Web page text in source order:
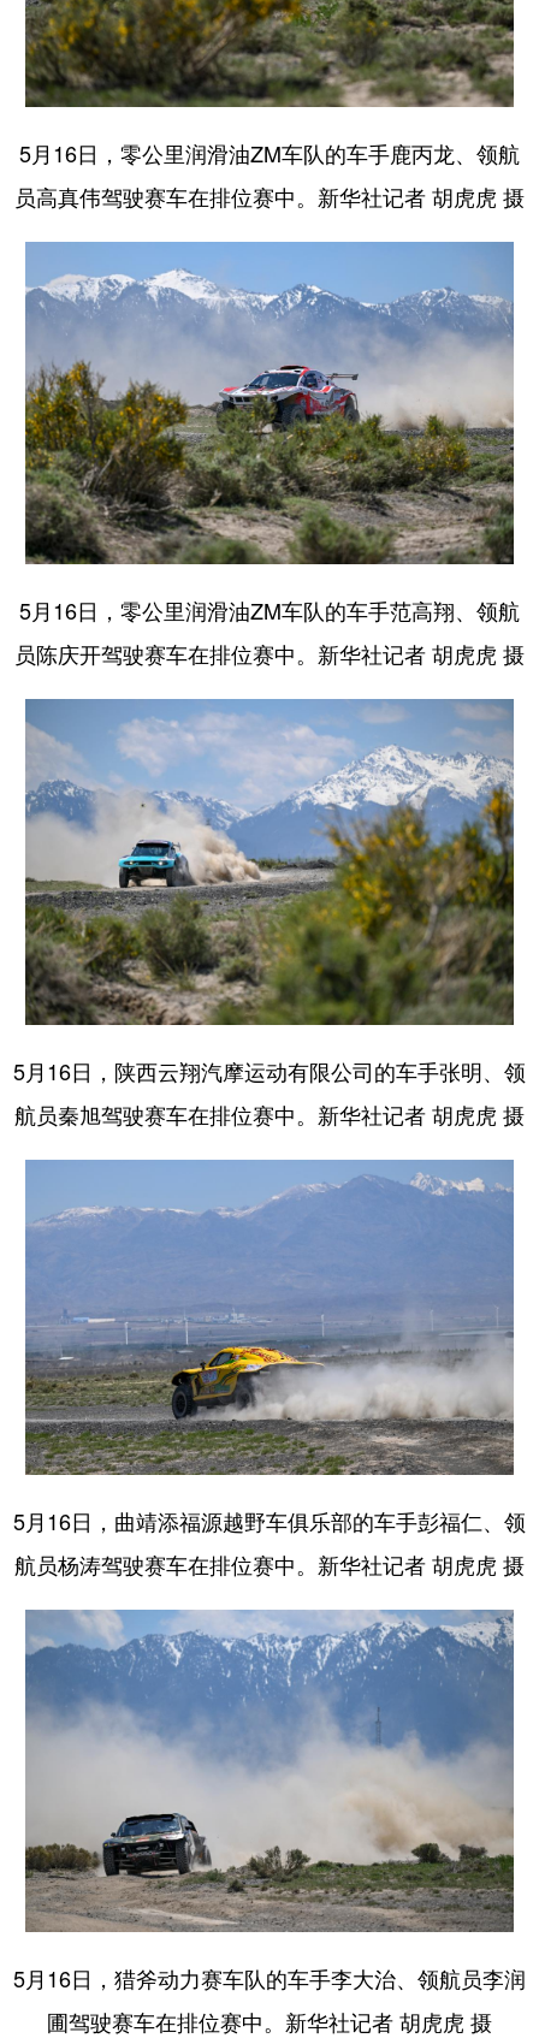
5月16日，零公里润滑油ZM车队的车手鹿丙龙、领航
员高真伟驾驶赛车在排位赛中。新华社记者 胡虎虎 摄
5月16日，零公里润滑油ZM车队的车手范高翔、领航
员陈庆开驾驶赛车在排位赛中。新华社记者 胡虎虎 摄
5月16日，陕西云翔汽摩运动有限公司的车手张明、领
航员秦旭驾驶赛车在排位赛中。新华社记者 胡虎虎 摄
5月16日，曲靖添福源越野车俱乐部的车手彭福仁、领
航员杨涛驾驶赛车在排位赛中。新华社记者 胡虎虎 摄
5月16日，猎斧动力赛车队的车手李大治、领航员李润
圃驾驶赛车在排位赛中。新华社记者 胡虎虎 摄